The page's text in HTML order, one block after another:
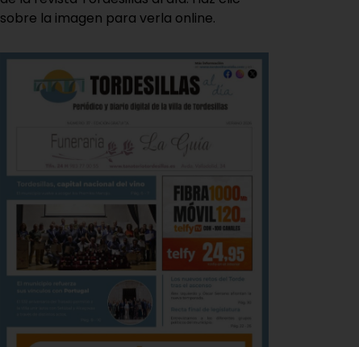
sobre la imagen para verla online.